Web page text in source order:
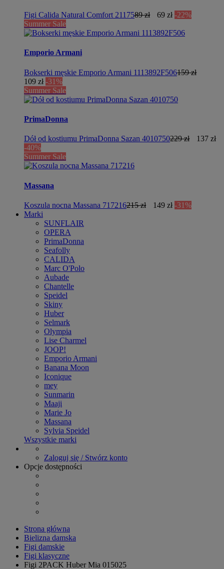
Figi Calida Natural Comfort 2117589 zł 69 zł -22%
Summer Sale
Emporio Armani
Bokserki męskie Emporio Armani 1113892F506159 zł
109 zł -31%
Summer Sale
PrimaDonna
Dół od kostiumu PrimaDonna Sazan 4010750229 zł
137 zł
-40%
Summer Sale
Massana
Koszula nocna Massana 717216215 zł 149 zł -31%
Marki
SUNFLAIR
OPERA
PrimaDonna
Seafolly
CALIDA
Marc O'Polo
Aubade
Chantelle
Speidel
Skiny
Huber
Selmark
Olympia
Lise Charmel
JOOP!
Emporio Armani
Banana Moon
Iconique
mey
Sunmarin
Maaji
Marie Jo
Massana
Sylvia Speidel
Wszystkie marki
Zaloguj się / Stwórz konto
Opcje dostępności
Strona główna
Bielizna damska
Figi damskie
Figi klasyczne
Figi 2PACK Huber Mia 015025